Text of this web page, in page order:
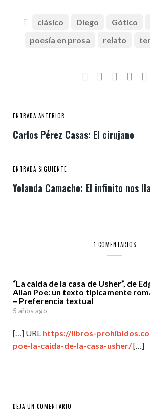
clásico Diego Gótico
poesía en prosa
relato
ENTRADA ANTERIOR
Carlos Pérez Casas: El cirujano
ENTRADA SIGUIENTE
Yolanda Camacho: El infinito nos
1 COMENTARIOS
“La caída de la casa de Usher”, de
Allan Poe: un texto típicamente
– Preferencia textual
5 años ago
[…] URL https://libros-
poe-la-caida-de-la-casa-usher/[…]
DEJA UN COMENTARIO